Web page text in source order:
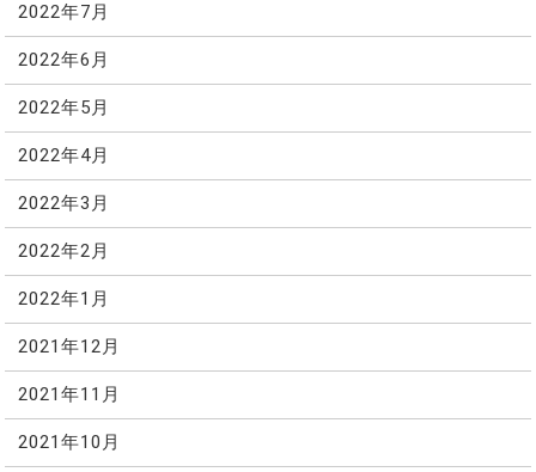
2022年7月
2022年6月
2022年5月
2022年4月
2022年3月
2022年2月
2022年1月
2021年12月
2021年11月
2021年10月